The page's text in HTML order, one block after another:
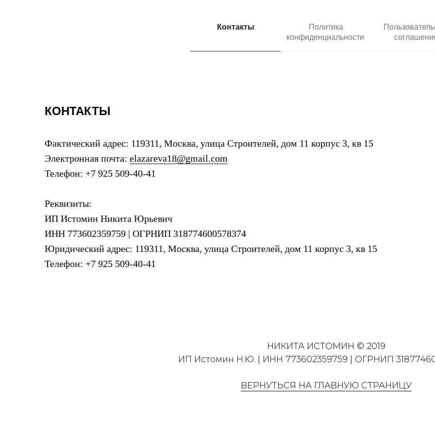
Контакты
Политика
конфиденциальности
КОНТАКТЫ
Фактический адрес: 119311, Москва, улица Строителей, дом 11 корпус 3, кв 15
Электронная почта: elazareva18@gmail.com
Телефон: +7 925 509-40-41
Реквизиты:
ИП Истомин Никита Юрьевич
ИНН 773602359759 | ОГРНИП 318774600578374
Юридический адрес: 119311, Москва, улица Строителей, дом 11 корпус 3, кв 15
Телефон: +7 925 509-40-41
НИКИТА ИСТОМИН © 2019
ИП Истомин Н.Ю. | ИНН 773602359759 | ОГРНИП
ВЕРНУТЬСЯ НА ГЛАВНУЮ СТРАНИЦУ